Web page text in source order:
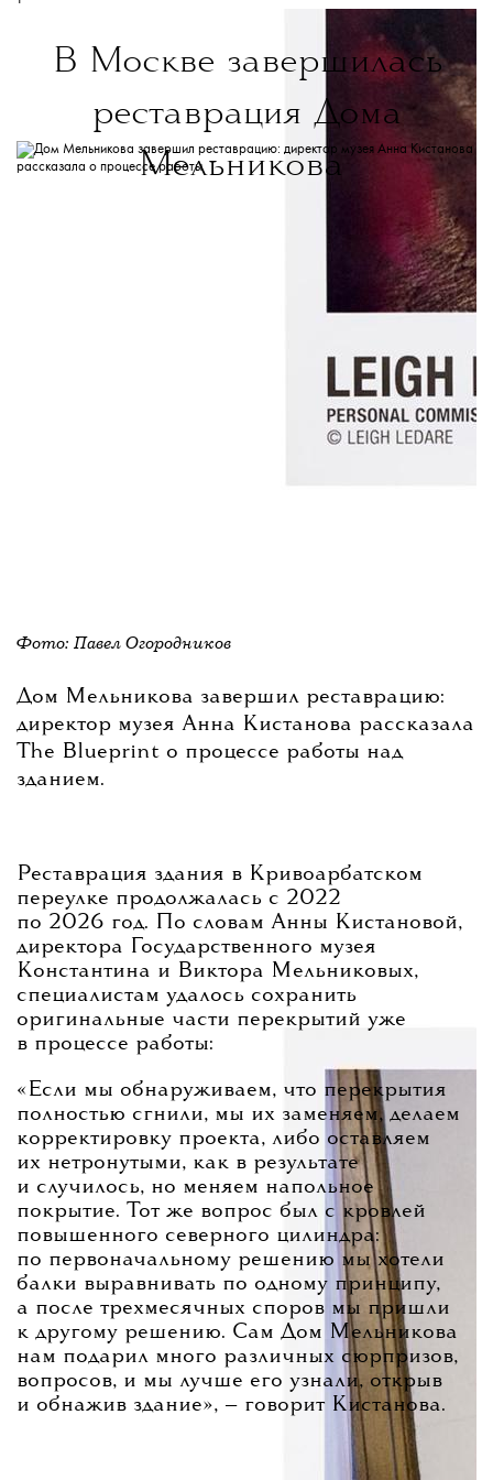
В Москве завершилась
реставрация Дома
Мельникова
Фото: Павел Огородников
Дом Мельникова завершил реставрацию:
директор музея Анна Кистанова рассказала
The Blueprint о процессе работы над
зданием.
Реставрация здания в Кривоарбатском
переулке продолжалась с 2022
по 2026 год. По словам Анны Кистановой,
директора Государственного музея
Константина и Виктора Мельниковых,
специалистам удалось сохранить
оригинальные части перекрытий уже
в процессе работы:
«Если мы обнаруживаем, что перекрытия
полностью сгнили, мы их заменяем, делаем
корректировку проекта, либо оставляем
их нетронутыми, как в результате
и случилось, но меняем напольное
покрытие. Тот же вопрос был с кровлей
повышенного северного цилиндра:
по первоначальному решению мы хотели
балки выравнивать по одному принципу,
а после трехмесячных споров мы пришли
к другому решению. Сам Дом Мельникова
нам подарил много различных сюрпризов,
вопросов, и мы лучше его узнали, открыв
и обнажив здание», — говорит Кистанова.